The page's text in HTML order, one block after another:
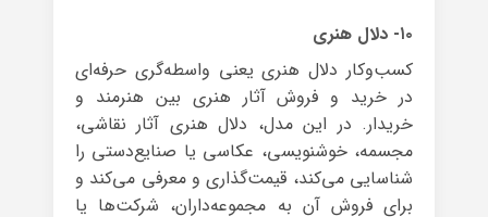
۱۰- دلال هنری
کسب‌وکار دلال هنری یعنی واسطه‌گری حرفه‌ای
در خرید و فروش آثار هنری بین هنرمند و
خریدار. در این مدل، دلال هنری آثار نقاشی،
مجسمه، خوشنویسی، عکاسی یا صنایع‌دستی را
شناسایی می‌کند، قیمت‌گذاری و معرفی می‌کند و
برای فروش آن به مجموعه‌داران، شرکت‌ها یا